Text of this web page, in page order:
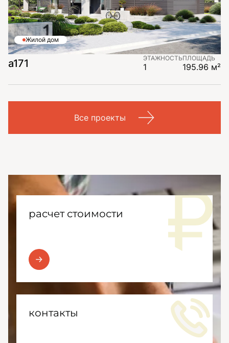
Жилой дом
a171 ЭТАЖНОСТЬ
1
ПЛОЩАДЬ
195.96 м²
Все проекты
расчет стоимости
контакты